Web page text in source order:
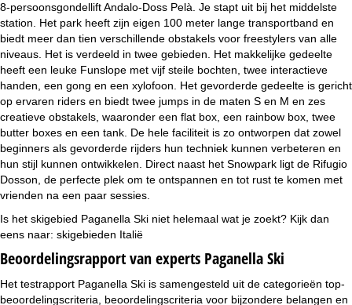
8-persoonsgondellift Andalo-Doss Pelà. Je stapt uit bij het middelste
station. Het park heeft zijn eigen 100 meter lange transportband en
biedt meer dan tien verschillende obstakels voor freestylers van alle
niveaus. Het is verdeeld in twee gebieden. Het makkelijke gedeelte
heeft een leuke Funslope met vijf steile bochten, twee interactieve
handen, een gong en een xylofoon. Het gevorderde gedeelte is gericht
op ervaren riders en biedt twee jumps in de maten S en M en zes
creatieve obstakels, waaronder een flat box, een rainbow box, twee
butter boxes en een tank. De hele faciliteit is zo ontworpen dat zowel
beginners als gevorderde rijders hun techniek kunnen verbeteren en
hun stijl kunnen ontwikkelen. Direct naast het Snowpark ligt de Rifugio
Dosson, de perfecte plek om te ontspannen en tot rust te komen met
vrienden na een paar sessies.
Is het skigebied Paganella Ski niet helemaal wat je zoekt? Kijk dan
eens naar: skigebieden Italië
Beoordelingsrapport van experts Paganella Ski
Het testrapport Paganella Ski is samengesteld uit de categorieën top-
beoordelingscriteria, beoordelingscriteria voor bijzondere belangen en